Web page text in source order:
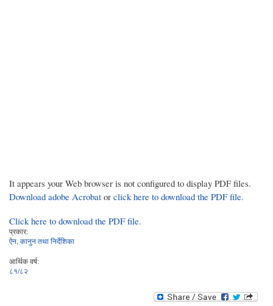
It appears your Web browser is not configured to display PDF files.
Download adobe Acrobat or click here to download the PDF file.
Click here to download the PDF file.
प्रकार:
ऐन, कानुन तथा निर्देशिका
आर्थिक वर्ष:
८१/८२